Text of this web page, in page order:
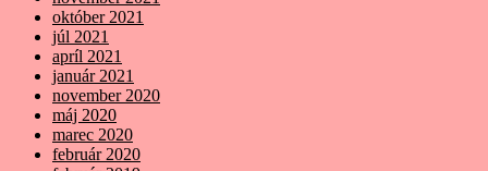
október 2021
júl 2021
apríl 2021
január 2021
november 2020
máj 2020
marec 2020
február 2020